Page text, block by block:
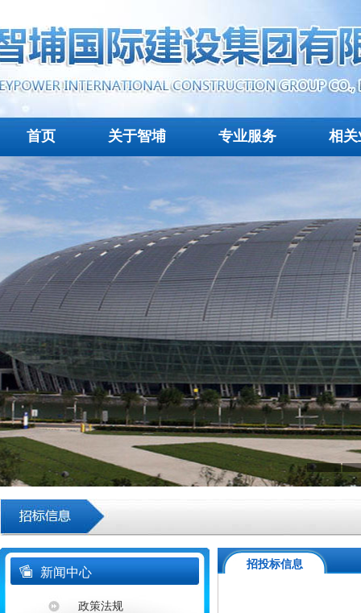
首页 关于智埔 专业服务 相关
新闻中心
政策法规
招投标信息